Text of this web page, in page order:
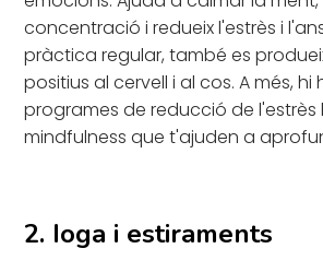
concentració i redueix l'estrès i
pràctica regular, també es
positius al cervell i al cos. A més, hi
programes de reducció de l'estrès
mindfulness que t'ajuden a
2. Ioga i estiraments